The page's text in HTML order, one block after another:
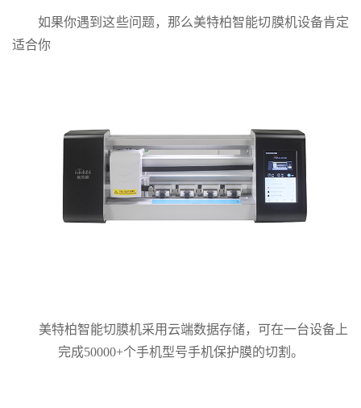
如果你遇到这些问题，那么美特柏智能切膜机设备肯定
适合你
美特柏智能切膜机采用云端数据存储，可在一台设备上
完成50000+个手机型号手机保护膜的切割。